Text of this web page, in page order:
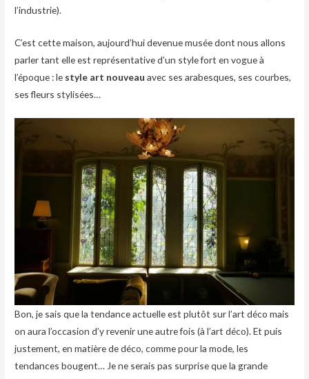
l’industrie).
C’est cette maison, aujourd’hui devenue musée dont nous allons
parler tant elle est représentative d’un style fort en vogue à
l’époque : le style art nouveauavec ses arabesques, ses courbes,
ses fleurs stylisées…
Bon, je sais que la tendance actuelle est plutôt sur l’art déco mais
on aura l’occasion d’y revenir une autre fois (à l’art déco). Et puis
justement, en matière de déco, comme pour la mode, les
tendances bougent… Je ne serais pas surprise que la grande